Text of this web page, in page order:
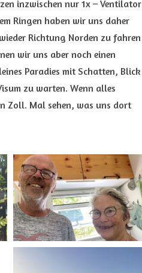
inzwischen nur 1x – Ventilator
Ringen haben wir uns daher
Richtung Norden zu fahren
wir uns aber noch einen
Paradies mit Schatten, Blick
zu warten. Wenn alles
Zoll. Mal sehen, was uns dort